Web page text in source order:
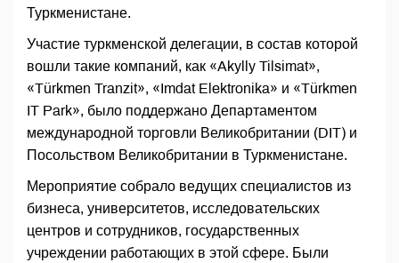
Туркменистане.
Участие туркменской делегации, в состав которой
вошли такие компаний, как «Akylly Tilsimat»,
«Türkmen Tranzit», «Imdat Elektronika» и «Türkmen
IT Park», было поддержано Департаментом
международной торговли Великобритании (DIT) и
Посольством Великобритании в Туркменистане.
Мероприятие собрало ведущих специалистов из
бизнеса, университетов, исследовательских
центров и сотрудников, государственных
учреждении работающих в этой сфере. Были